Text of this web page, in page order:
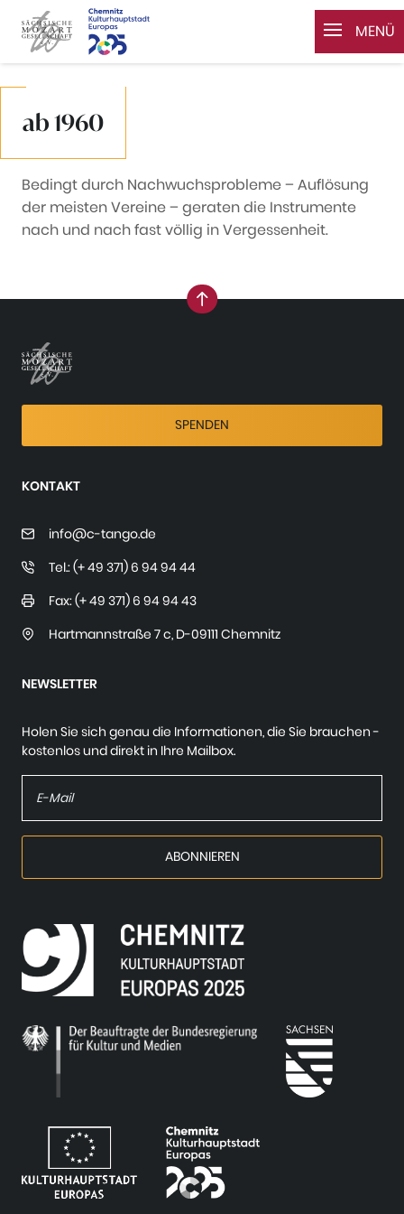
MENÜ
ab 1960
Bedingt durch Nachwuchsprobleme – Auflösung
der meisten Vereine – geraten die Instrumente
nach und nach fast völlig in Vergessenheit.
nach oben
SPENDEN
KONTAKT
info@c-tango.de
Tel.: (+ 49 371) 6 94 94 44
Fax: (+ 49 371) 6 94 94 43
Hartmannstraße 7 c, D-09111 Chemnitz
NEWSLETTER
Holen Sie sich genau die Informationen, die Sie brauchen -
kostenlos und direkt in Ihre Mailbox.